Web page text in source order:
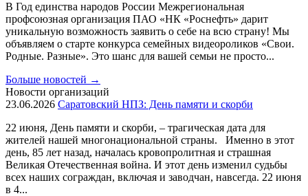
В Год единства народов России Межрегиональная
профсоюзная организация ПАО «НК «Роснефть» дарит
уникальную возможность заявить о себе на всю страну! Мы
объявляем о старте конкурса семейных видеороликов «Свои.
Родные. Разные». Это шанс для вашей семьи не просто...
Больше новостей →
Новости организаций
23.06.2026 Саратовский НПЗ: День памяти и скорби
22 июня, День памяти и скорби, – трагическая дата для
жителей нашей многонациональной страны. Именно в этот
день, 85 лет назад, началась кровопролитная и страшная
Великая Отечественная война. И этот день изменил судьбы
всех наших сограждан, включая и заводчан, навсегда. 22 июня
в 4...